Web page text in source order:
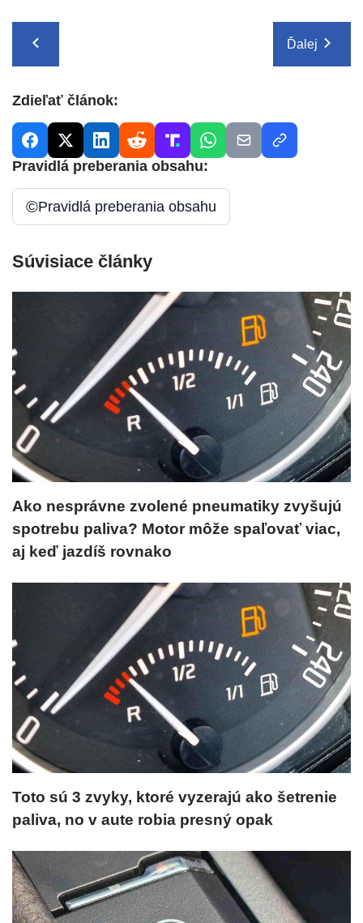
Ďalej
Zdieľať článok:
Pravidlá preberania obsahu:
©Pravidlá preberania obsahu
Súvisiace články
Ako nesprávne zvolené pneumatiky zvyšujú
spotrebu paliva? Motor môže spaľovať viac,
aj keď jazdíš rovnako
Toto sú 3 zvyky, ktoré vyzerajú ako šetrenie
paliva, no v aute robia presný opak